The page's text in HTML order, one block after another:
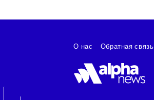
О нас Обратная связь